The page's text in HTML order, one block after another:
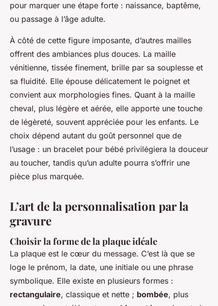
pour marquer une étape forte : naissance, baptême,
ou passage à l’âge adulte.
À côté de cette figure imposante, d’autres mailles
offrent des ambiances plus douces. La maille
vénitienne, tissée finement, brille par sa souplesse et
sa fluidité. Elle épouse délicatement le poignet et
convient aux morphologies fines. Quant à la maille
cheval, plus légère et aérée, elle apporte une touche
de légèreté, souvent appréciée pour les enfants. Le
choix dépend autant du goût personnel que de
l’usage : un bracelet pour bébé privilégiera la douceur
au toucher, tandis qu’un adulte pourra s’offrir une
pièce plus marquée.
L’art de la personnalisation par la
gravure
Choisir la forme de la plaque idéale
La plaque est le cœur du message. C’est là que se
loge le prénom, la date, une initiale ou une phrase
symbolique. Elle existe en plusieurs formes :
rectangulaire, classique et nette ; bombée, plus